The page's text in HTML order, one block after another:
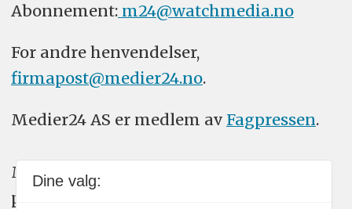
Abonnement:m24@watchmedia.no
For andre henvendelser,
firmapost@medier24.no.
Medier24 AS er medlem av Fagpressen.
Medier24 arbeider etter Vær Varsom-
plakatens regler for god presseskikk.
Dine valg: